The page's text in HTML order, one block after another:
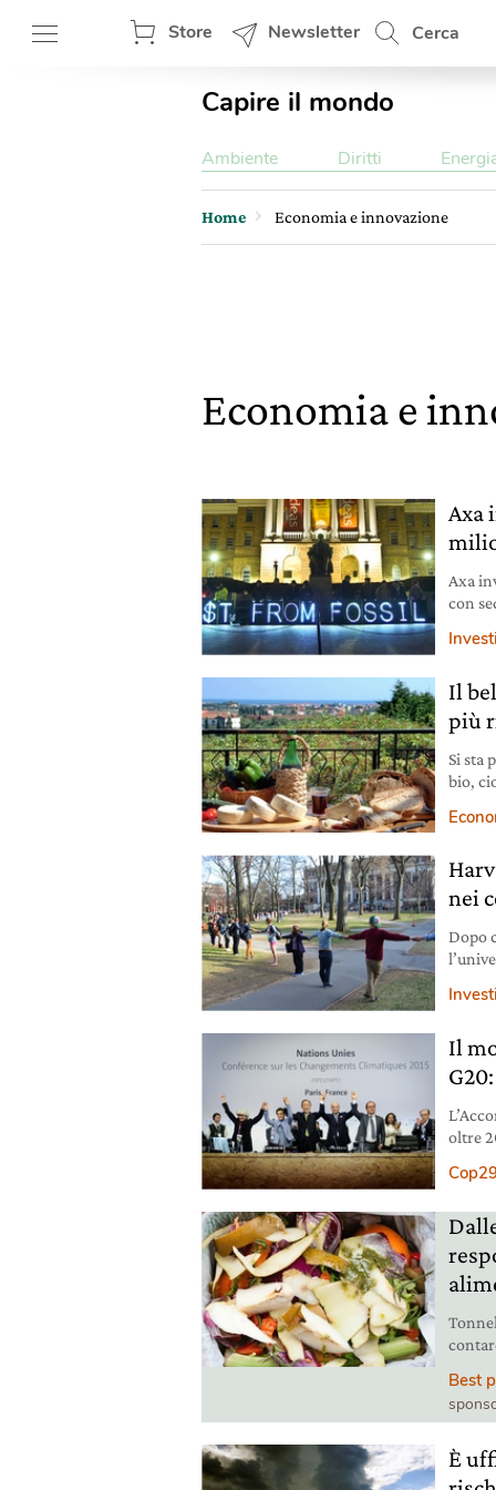
Store Newsletter Cerca
Capire il mondo
Ambiente Diritti
Home Economia e innovazione
Economia e
Axa
Axa
con
Il
più
Si sta
bio,
lo
nei
Dopo
Il
oltre
del
Best
È